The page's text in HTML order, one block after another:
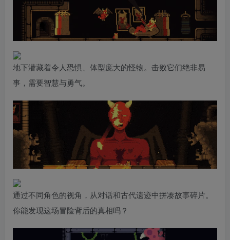
地下潜藏着令人恐惧、体型庞大的怪物。击败它们绝非易
事，需要智慧与勇气。
通过不同角色的视角，从对话和古代遗迹中拼凑故事碎片。
你能发现这场冒险背后的真相吗？